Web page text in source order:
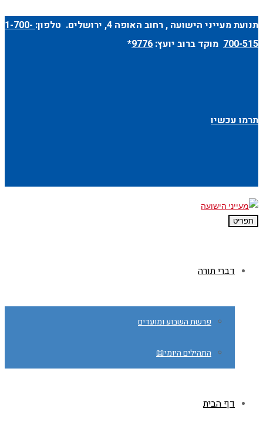
תנועת מעייני הישועה ,רחוב האופה 4 , ירושלים. טלפון: 1-700-
700-515 מוקד ברוב יועץ: 9776
*
תרמו עכשיו
תפריט
דברי תורה
פרשת השבוע ומועדים
התהילים היומי📖
דף הבית